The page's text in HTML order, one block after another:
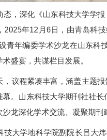
深化《山东科技大学学报
2025年12月6日，由青岛科
青年编委学术沙龙在山东
盛宴，共谋栏目发展。
程紧凑丰富，涵盖主题报
。山东科技大学期刊社社
龙深化学术交流、凝聚期
学地科学院副院长吕大炜